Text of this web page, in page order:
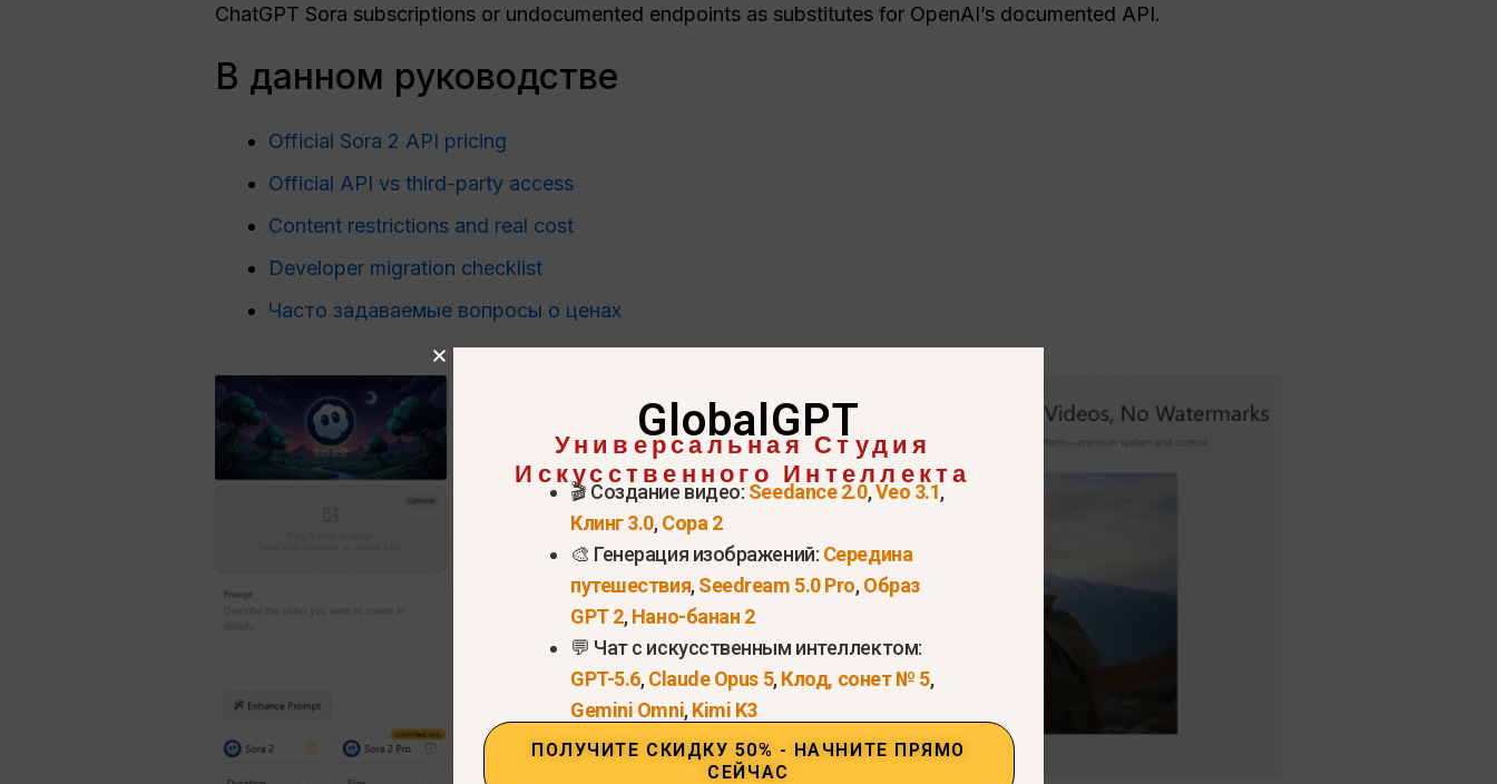
ChatGPT Sora subscriptions or undocumented endpoints as substitutes for OpenAI’s documented API.
В данном руководстве
Official Sora 2 API pricing
Official API vs third-party access
Content restrictions and real cost
Developer migration checklist
Часто задаваемые вопросы о ценах
GlobalGPT
Универсальная Студия
Искусственного Интеллекта
🎬 Создание видео: Seedance 2.0,Veo 3.1,
Клинг 3.0,Сора 2
🎨 Генерация изображений: Середина
путешествия,Seedream 5.0 Pro,Образ
GPT 2,Нано-банан 2
💬 Чат с искусственным интеллектом:
GPT-5.6,Claude Opus 5,Клод, сонет № 5,
Gemini Omni,Kimi K3
ПОЛУЧИТЕ СКИДКУ 50% - НАЧНИТЕ ПРЯМО
СЕЙЧАС